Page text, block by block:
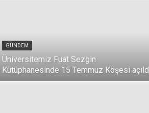
GÜNDEM
Üniversitemiz Fuat Sezgin
Kütüphanesinde 15 Temmuz Köşesi açıldı